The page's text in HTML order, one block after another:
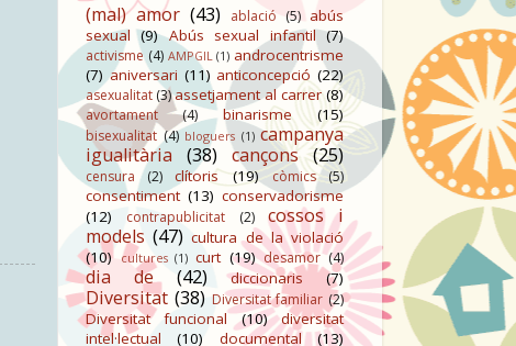
(mal) amor (43) ablació (5) abús
sexual (9) Abús sexual infantil (7)
activisme (4) AMPGIL (1) androcentrisme
(7) aniversari (11) anticoncepció (22)
asexualitat (3)assetjament al carrer (8)
avortament (4) binarisme (15)
bisexualitat (4) bloguers (1) campanya
igualitària
(38) cançons (25)
censura (2) clítoris (19) còmics (5)
consentiment (13) conservadorisme
(12)
contrapublicitat (2)
cossos i
models (47) cultura de la violació
(10) cultures (1) curt (19) desamor (4)
dia de (42) diccionaris (7)
Diversitat (38) Diversitat familiar (2)
Diversitat funcional (10)
diversitat
intel·lectual
(10) documental
(13)